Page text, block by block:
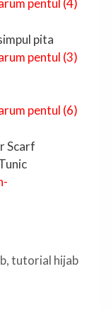
pita
Scarf
,tutorial hijab